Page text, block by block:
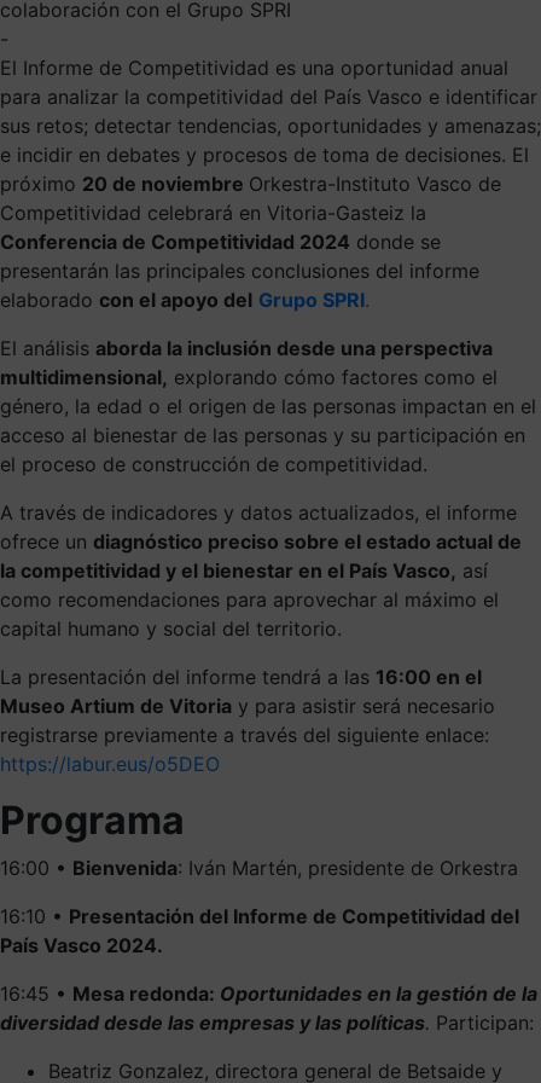
colaboración con el Grupo SPRI
-
El Informe de Competitividad es una oportunidad anual
para analizar la competitividad del País Vasco e identificar
sus retos; detectar tendencias, oportunidades y amenazas;
e incidir en debates y procesos de toma de decisiones. El
próximo 20 de noviembre Orkestra-Instituto Vasco de
Competitividad celebrará en Vitoria-Gasteiz la
Conferencia de Competitividad 2024 donde se
presentarán las principales conclusiones del informe
elaborado con el apoyo del Grupo SPRI.
El análisis aborda la inclusión desde una perspectiva
multidimensional, explorando cómo factores como el
género, la edad o el origen de las personas impactan en el
acceso al bienestar de las personas y su participación en
el proceso de construcción de competitividad.
A través de indicadores y datos actualizados, el informe
ofrece un diagnóstico preciso sobre el estado actual de
la competitividad y el bienestar en el País Vasco, así
como recomendaciones para aprovechar al máximo el
capital humano y social del territorio.
La presentación del informe tendrá a las 16:00 en el
Museo Artium de Vitoria y para asistir será necesario
registrarse previamente a través del siguiente enlace:
https://labur.eus/o5DEO
Programa
16:00 • Bienvenida: Iván Martén, presidente de Orkestra
16:10 • Presentación del Informe de Competitividad del
País Vasco 2024.
16:45 • Mesa redonda: Oportunidades en la gestión de la
diversidad desde las empresas y las políticas. Participan:
Beatriz Gonzalez, directora general de Betsaide y